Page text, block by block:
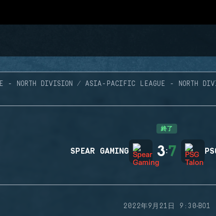
- NORTH DIVISION ASIA-PACIFIC LEAGUE - NORTH
終了
SPEAR GAMING 3:7
2022年9月21日 9:30·BO1